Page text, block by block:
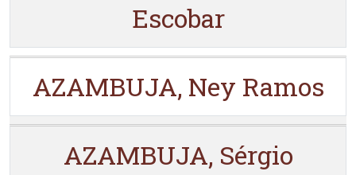
Escobar
AZAMBUJA, Ney Ramos
AZAMBUJA, Sérgio